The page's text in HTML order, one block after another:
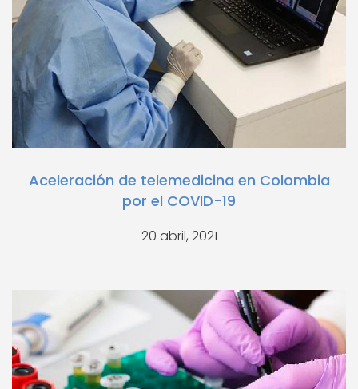
Aceleración de telemedicina en Colombia
por el COVID-19
20 abril, 2021